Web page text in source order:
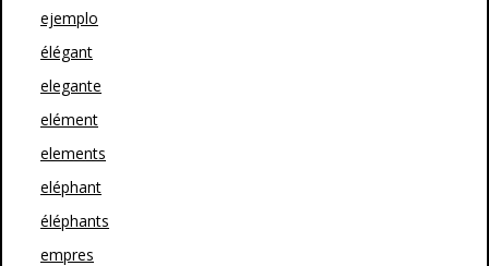
ejemplo
élégant
elegante
elément
elements
eléphant
éléphants
empres